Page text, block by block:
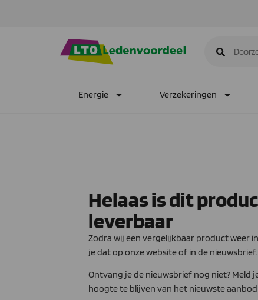
Energie Verzekeringen
Helaas is dit
leverbaar
Zodra wij een vergelijkbaar product weer
je dat op onze website of in de nieuwsbrief.
Ontvang je de nieuwsbrief nog niet? Meld
hoogte te blijven van het nieuwste